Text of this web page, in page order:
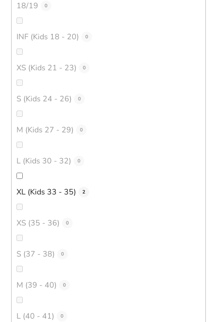
18/19 0
INF (Kids 18 - 20) 0
XS (Kids 21 - 23) 0
S (Kids 24 - 26) 0
M (Kids 27 - 29) 0
L (Kids 30 - 32) 0
XL (Kids 33 - 35) 2
XS (35 - 36) 0
S (37 - 38) 0
M (39 - 40) 0
L (40 - 41) 0